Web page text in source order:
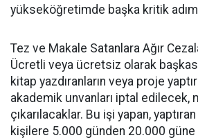
yükseköğretimde başka kritik
​Tez ve Makale Satanlara Ağır
Ücretli veya ücretsiz olarak
kitap yazdıranların veya proje
akademik unvanları iptal edilecek,
çıkarılacaklar. Bu işi yapan,
kişilere 5.000 günden 20.000 güne